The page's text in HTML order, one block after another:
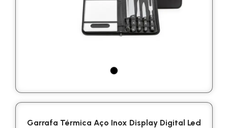
Garrafa Térmica Aço Inox Display Digital Led